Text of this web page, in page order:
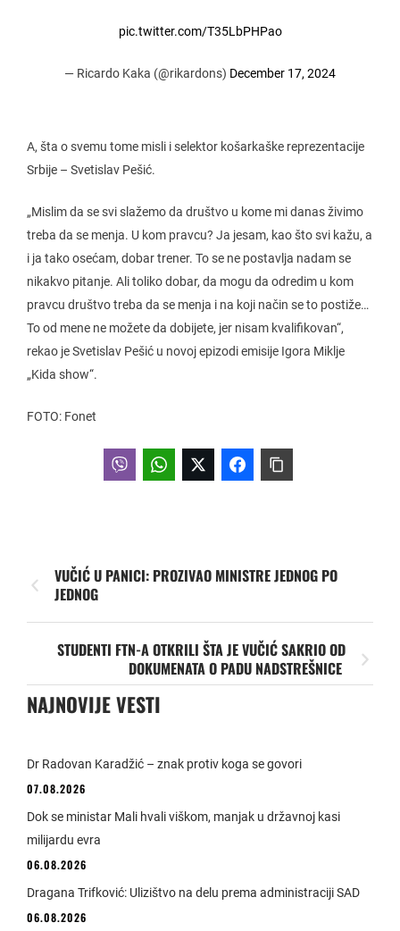
pic.twitter.com/T35LbPHPao
— Ricardo Kaka (@rikardons) December 17, 2024
A, šta o svemu tome misli i selektor košarkaške reprezentacije
Srbije – Svetislav Pešić.
„Mislim da se svi slažemo da društvo u kome mi danas živimo
treba da se menja. U kom pravcu? Ja jesam, kao što svi kažu, a
i ja tako osećam, dobar trener. To se ne postavlja nadam se
nikakvo pitanje. Ali toliko dobar, da mogu da odredim u kom
pravcu društvo treba da se menja i na koji način se to postiže…
To od mene ne možete da dobijete, jer nisam kvalifikovan“,
rekao je Svetislav Pešić u novoj epizodi emisije Igora Miklje
„Kida show“.
FOTO: Fonet
VUČIĆ U PANICI: PROZIVAO MINISTRE JEDNOG PO
JEDNOG
STUDENTI FTN-A OTKRILI ŠTA JE VUČIĆ SAKRIO OD
DOKUMENATA O PADU NADSTREŠNICE
NAJNOVIJE VESTI
Dr Radovan Karadžić – znak protiv koga se govori
07.08.2026
Dok se ministar Mali hvali viškom, manjak u državnoj kasi
milijardu evra
06.08.2026
Dragana Trifković: Ulizištvo na delu prema administraciji SAD
06.08.2026